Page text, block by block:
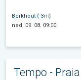
Berkhout (-3m)
ned, 09. 08. 09:00
Tempo - Praia